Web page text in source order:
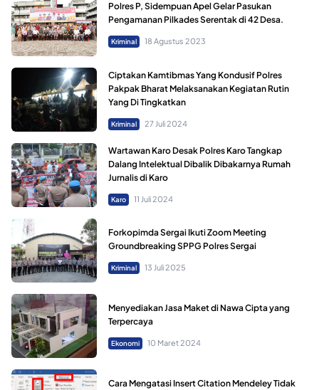
Polres P, Sidempuan Apel Gelar Pasukan
Pengamanan Pilkades Serentak di 42 Desa.
Kriminal 18 Agustus 2023
Ciptakan Kamtibmas Yang Kondusif Polres
Pakpak Bharat Melaksanakan Kegiatan Rutin
Yang Di Tingkatkan
Kriminal 27 Juli 2024
Wartawan Karo Desak Polres Karo Tangkap
Dalang Intelektual Dibalik Dibakarnya Rumah
Jurnalis di Karo
Karo 11 Juli 2024
Forkopimda Sergai Ikuti Zoom Meeting
Groundbreaking SPPG Polres Sergai
Kriminal 13 Juli 2025
Menyediakan Jasa Maket di Nawa Cipta yang
Terpercaya
Ekonomi 10 Maret 2024
Cara Mengatasi Insert Citation Mendeley Tidak